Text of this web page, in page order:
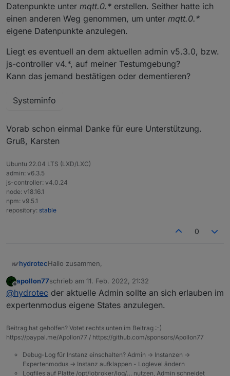
Datenpunkte unter mqtt.0.* erstellen. Seither hatte ich
einen anderen Weg genommen, um unter mqtt.0.*
eigene Datenpunkte anzulegen.
Liegt es eventuell an dem aktuellen admin v5.3.0, bzw.
js-controller v4.*, auf meiner Testumgebung?
Kann das jemand bestätigen oder dementieren?
Systeminfo
Vorab schon einmal Danke für eure Unterstützung.
Gruß, Karsten
Ubuntu 22.04 LTS (LXD/LXC)
admin: v6.3.5
js-controller: v4.0.24
node: v18.16.1
npm: v9.5.1
repository: stable
0
hydrotecHallo zusammen,
ich bräuchte noch einmal eine allgemeine
Unterstützung von euch.
Es dreht sich um Punkt 1.) unterIssues
Fassung der Doku zu MQTT.
ändert sich bei mir nichts, und ich kann keine
Datenpunkte untermqtt.0.*erstellen. Seither hatte
ich einen anderen Weg genommen, um unter
mqtt.0.*eigene Datenpunkte anzulegen.
Liegt es eventuell an dem aktuellen admin v5.3.0,
bzw. js-controller v4.*, auf meiner Testumgebung?
Systeminfo
Vorab schon einmal Danke für eure Unterstützung.
Gruß, Karsten
Offline
apollon77schrieb am 11. Feb. 2022, 21:32
zuletzt editiert von
@hydrotec der aktuelle Admin sollte an sich erlauben im
expertenmodus eigene States anzulegen.
Beitrag hat geholfen? Votet rechts unten im Beitrag :-)
https://paypal.me/Apollon77 / https://github.com/sponsors/Apollon77
Debug-Log für Instanz einschalten? Admin -> Instanzen ->
Expertenmodus -> Instanz aufklappen - Loglevel ändern
Logfiles auf Platte /opt/iobroker/log/… nutzen, Admin schneidet